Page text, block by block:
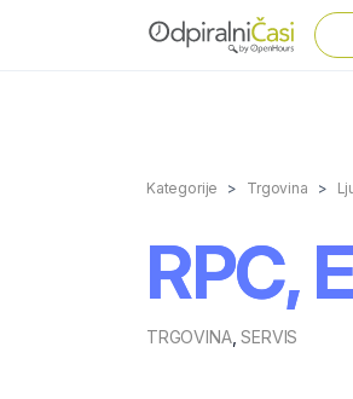
Kategorije Trgovina
RPC,
TRGOVINA,SERVIS